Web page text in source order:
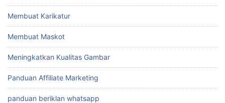
Membuat Karikatur
Membuat Maskot
Meningkatkan Kualitas Gambar
Panduan Affiliate Marketing
panduan beriklan whatsapp